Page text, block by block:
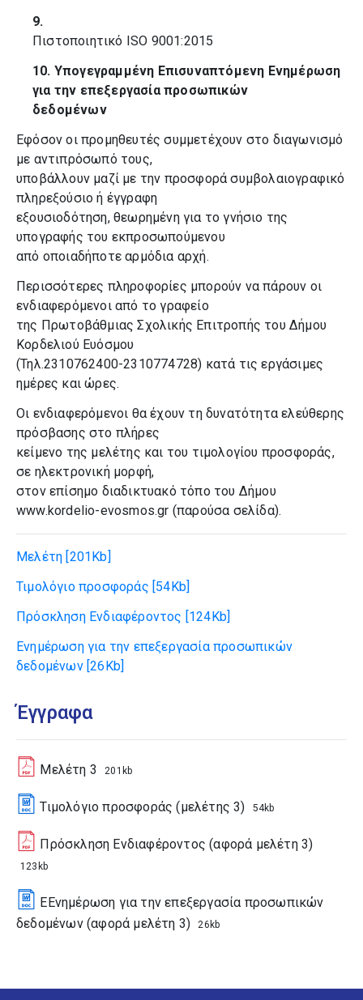
9.
Πιστοποιητικό ISO 9001:2015
10. Υπογεγραμμένη Επισυναπτόμενη Ενημέρωση
για την επεξεργασία προσωπικών
δεδομένων
Εφόσον οι προμηθευτές συμμετέχουν στο διαγωνισμό
με αντιπρόσωπό τους,
υποβάλλουν μαζί με την προσφορά συμβολαιογραφικό
πληρεξούσιο ή έγγραφη
εξουσιοδότηση, θεωρημένη για το γνήσιο της
υπογραφής του εκπροσωπούμενου
από οποιαδήποτε αρμόδια αρχή.
Περισσότερες πληροφορίες μπορούν να πάρουν οι
ενδιαφερόμενοι από το γραφείο
της Πρωτοβάθμιας Σχολικής Επιτροπής του Δήμου
Κορδελιού Ευόσμου
(Τηλ.2310762400-2310774728) κατά τις εργάσιμες
ημέρες και ώρες.
Οι ενδιαφερόμενοι θα έχουν τη δυνατότητα ελεύθερης
πρόσβασης στο πλήρες
κείμενο της μελέτης και του τιμολογίου προσφοράς,
σε ηλεκτρονική μορφή,
στον επίσημο διαδικτυακό τόπο του Δήμου
www.kordelio-evosmos.gr (παρούσα σελίδα).
Μελέτη [201Kb]
Τιμολόγιο προσφοράς [54Kb]
Πρόσκληση Ενδιαφέροντος [124Kb]
Ενημέρωση για την επεξεργασία προσωπικών
δεδομένων[26Kb]
Έγγραφα
Μελέτη 3 201kb
Τιμολόγιο προσφοράς (μελέτης 3) 54kb
Πρόσκληση Ενδιαφέροντος (αφορά μελέτη 3)
123kb
ΕΕνημέρωση για την επεξεργασία προσωπικών
δεδομένων (αφορά μελέτη 3)
26kb